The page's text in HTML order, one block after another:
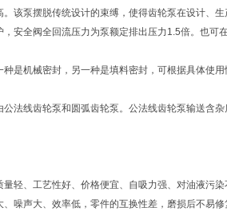
该泵摆脱传统设计的束缚，使得齿轮泵在设计、生
安全阀全回流压力为泵额定排出压力1.5倍。也
是机械密封，另一种是填料密封，可根据具体使用
法线齿轮泵和圆弧齿轮泵。公法线齿轮泵输送含
轻、工艺性好、价格便宜、自吸力强、对油液污
噪声大、效率低，零件的互换性差，磨损后不易修